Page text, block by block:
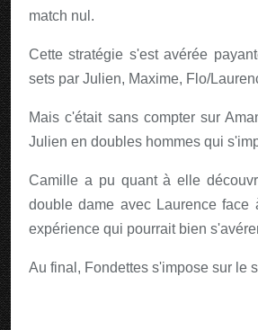
match nul.
Cette stratégie s'est avérée
sets par Julien, Maxime, Flo/
Mais c'était sans compter sur
Julien en doubles hommes qui
Camille a pu quant à elle
double dame avec Laurence
expérience qui pourrait bien
Au final, Fondettes s'impose sur le